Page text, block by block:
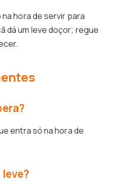
hora de servir para
dá um leve doçor; regue
entra só na hora de